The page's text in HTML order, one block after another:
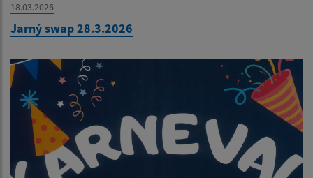
18.03.2026
Jarný swap 28.3.2026